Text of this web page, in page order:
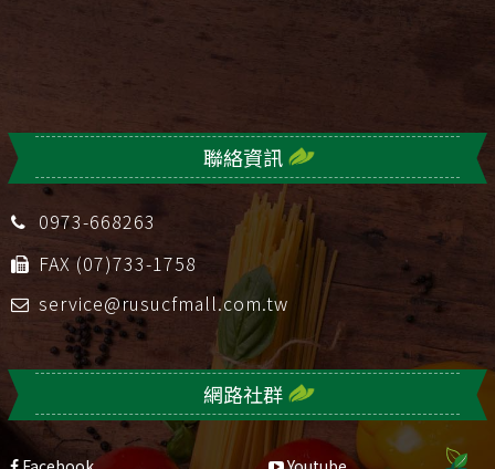
聯絡資訊
0973-668263
FAX (07)733-1758
service@rusucfmall.com.tw
網路社群